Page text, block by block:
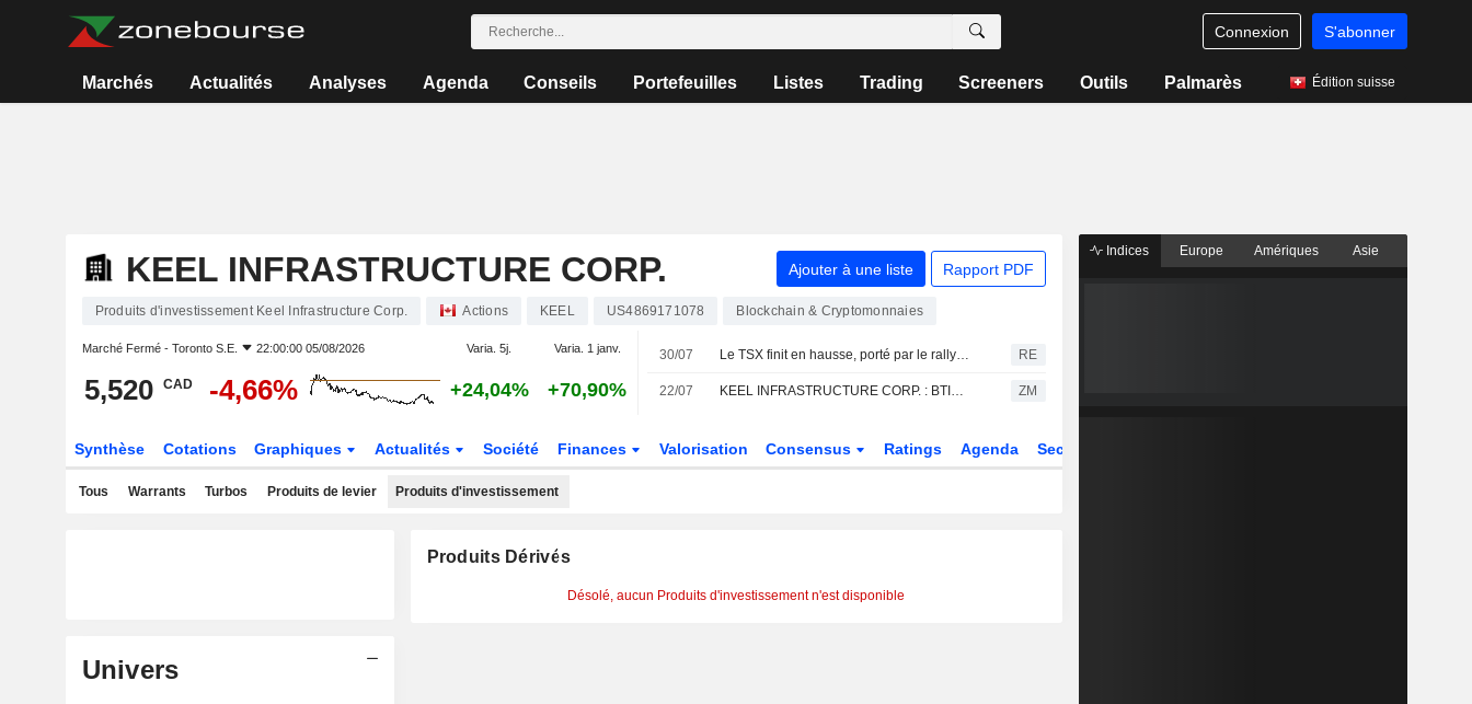
Connexion S'abonner
Marchés Actualités Analyses Agenda Conseils Portefeuilles Listes Trading Screeners Outils Palmarès Édition suisse
KEEL INFRASTRUCTURE CORP. Ajouter à une liste Rapport PDF
Produits d'investissement Keel Infrastructure Corp. Actions KEEL US4869171078 Blockchain & Cryptomonnaies
Marché Fermé - Toronto S.E. 22:00:00 05/08/2026 Varia. 5j. Varia. 1 janv.
5,520 CAD -4,66% +24,04% +70,90%
30/07 Le TSX finit en hausse, porté par le rallye des valeurs minières et la progression des métaux RE
22/07 KEEL INFRASTRUCTURE CORP. : BTIG réitère son opinion positive sur le titre ZM
Synthèse Cotations Graphiques Actualités Société Finances Valorisation Consensus Ratings Agenda Secteur
Tous Warrants Turbos Produits de levier Produits d'investissement
Univers
Produits Dérivés
Désolé, aucun Produits d'investissement n'est disponible
Indices Europe Amériques Asie